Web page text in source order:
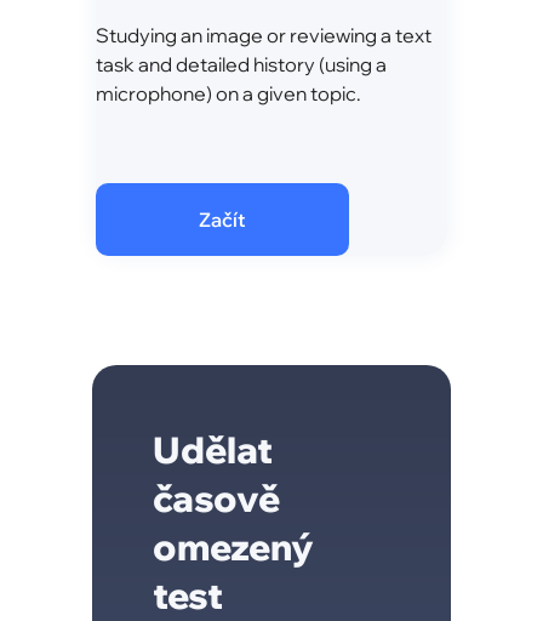
Studying an image or reviewing a text
task and detailed history (using a
microphone) on a given topic.
Začít
Udělat
časově
omezený
test